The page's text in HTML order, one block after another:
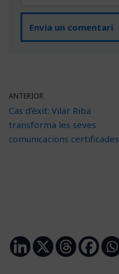
ANTERIOR
Cas d’èxit: Vilar Riba
transforma les seves
comunicacions certificades